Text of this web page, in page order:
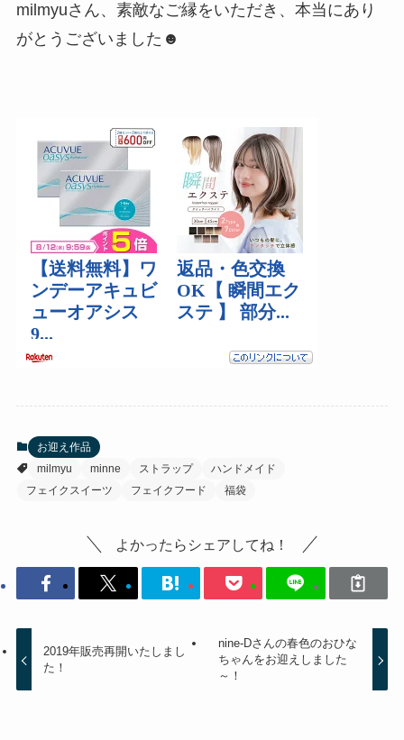
milmyuさん、素敵なご縁をいただき、本当にあり
がとうございました☻
お迎え作品
milmyu
minne ストラップ
ハンドメイド
フェイクスイーツ
フェイクフード 福袋
よかったらシェアしてね！
2019年販売再開いたしまし
た！
nine-Dさんの春色のおひな
ちゃんをお迎えしました
～！